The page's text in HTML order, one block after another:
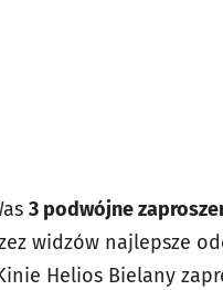
3 podwójne
widzów najlepsze
Helios Bielany